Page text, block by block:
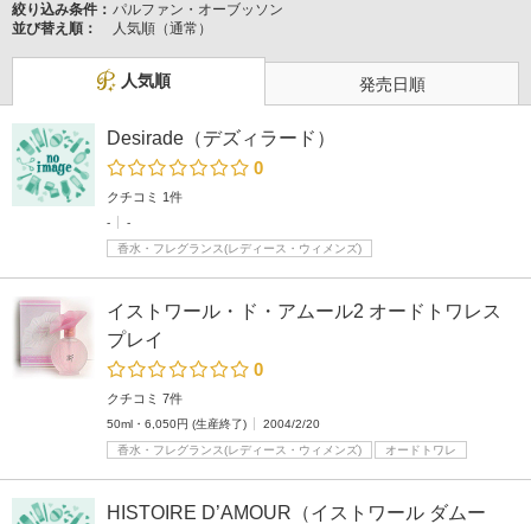
絞り込み条件： パルファン・オーブッソン
並び替え順：
人気順（通常）
人気順 発売日順
Desirade（デズィラード）
0
クチコミ 1件
-
-
香水・フレグランス(レディース・ウィメンズ)
イストワール・ド・アムール2 オードトワレス
プレイ
0
クチコミ 7件
50ml・6,050円 (生産終了)
2004/2/20
香水・フレグランス(レディース・ウィメンズ)
オードトワレ
HISTOIRE D’AMOUR（イストワール ダムー